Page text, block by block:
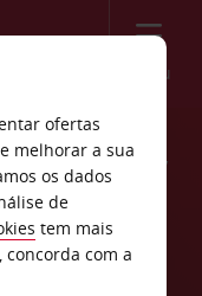
Menu
Country
ofertas
melhorar a sua
os dados
de
tem mais
concorda com a